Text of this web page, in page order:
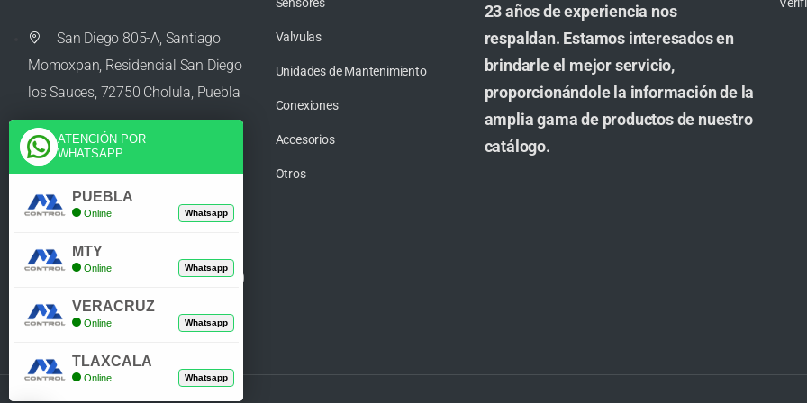
San Diego 805-A, Santiago
Momoxpan, Residencial San Diego
los Sauces, 72750 Cholula, Puebla
ventas@azcontrolpuebla.com
Poniente. 7 469, Centro, 94370
Orizaba, Veracruz
Valvulas
Unidades de Mantenimiento
Conexiones
Accesorios
Otros
23 años de experiencia nos
respaldan. Estamos interesados en
brindarle el mejor servicio,
proporcionándole la información de la
amplia gama de productos de nuestro
catálogo.
ATENCIÓN POR
WHATSAPP
PUEBLA
Online Whatsapp
MTY
Online Whatsapp
VERACRUZ
Online Whatsapp
TLAXCALA
Online Whatsapp